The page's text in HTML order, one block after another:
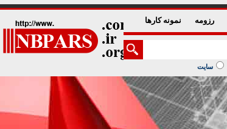
رزومه نمونه کارها
سایت